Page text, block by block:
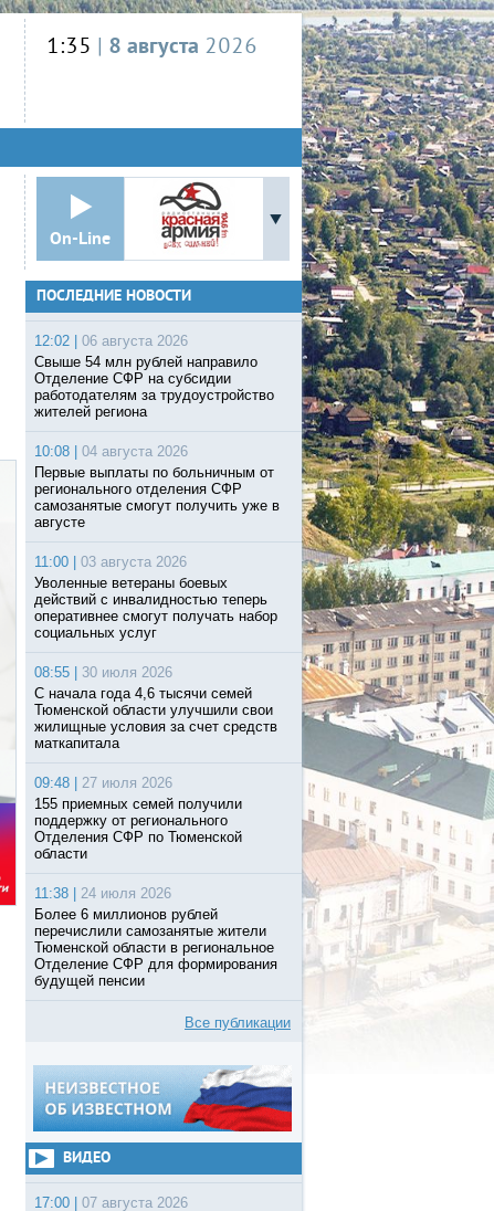
1:35 | 8 августа 2026
On-Line
ПОСЛЕДНИЕ НОВОСТИ
12:02 |
06 августа 2026
Свыше 54 млн рублей направило
Отделение СФР на субсидии
работодателям за трудоустройство
жителей региона
10:08 |
04 августа 2026
Первые выплаты по больничным от
регионального отделения СФР
самозанятые смогут получить уже в
августе
11:00 |
03 августа 2026
Уволенные ветераны боевых
действий с инвалидностью теперь
оперативнее смогут получать набор
социальных услуг
08:55 |
30 июля 2026
С начала года 4,6 тысячи семей
Тюменской области улучшили свои
жилищные условия за счет средств
маткапитала
09:48 |
27 июля 2026
155 приемных семей получили
поддержку от регионального
Отделения СФР по Тюменской
области
11:38 |
24 июля 2026
Более 6 миллионов рублей
перечислили самозанятые жители
Тюменской области в региональное
Отделение СФР для формирования
будущей пенсии
Все публикации
ВИДЕО
17:00 |
07 августа 2026